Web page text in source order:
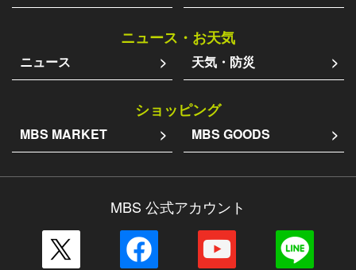
ニュース・お天気
ニュース 天気・防災
ショッピング
MBS MARKET MBS GOODS
MBS 公式アカウント